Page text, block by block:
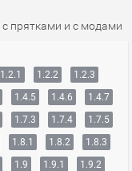
с прятками и с модами
1.2.1 1.2.2
1.2.3
1.4.5 1.4.6
1.4.7
1.7.3 1.7.4
1.7.5
1.8.1 1.8.2
1.8.3
1.9 1.9.1
1.9.2